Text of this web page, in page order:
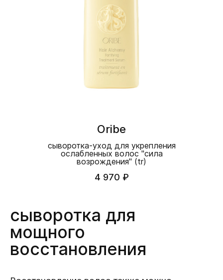
Oribe
сыворотка-уход для укрепления
ослабленных волос "сила
возрождения" (tr)
4 970 ₽
сыворотка для
мощного
восстановления